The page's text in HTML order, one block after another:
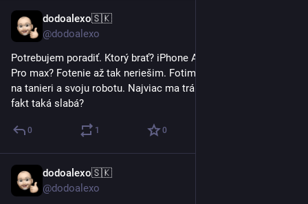
dodoalexo🇸🇰
@dodoalexo
Potrebujem poradiť. Ktorý brať? iPhone Air alebo iPhone 17
Pro max? Fotenie až tak neriešim. Fotim maximálne tak jedlo
na tanieri a svoju robotu. Najviac ma trápi tá baterka na Air. Je
fakt taká slabá?
0 1 0
dodoalexo🇸🇰
@dodoalexo